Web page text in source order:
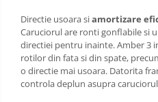
Directie usoara siamortizare
Caruciorul are ronti gonflabile si
directiei pentru inainte. Amber 3
rotilor din fata si din spate,
o directie mai usoara. Datorita
controla deplun asupra